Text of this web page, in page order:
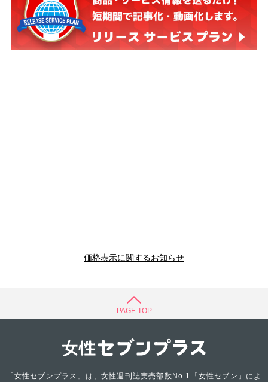
価格表示に関するお知らせ
PAGE TOP
「女性セブンプラス」は、女性週刊誌実売部数No.1「女性セブン」によ